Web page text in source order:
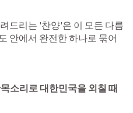
드리는 '찬양'은 이 모든 다름
안에서 완전한 하나로 묶어
소리로 대한민국을 외칠 때